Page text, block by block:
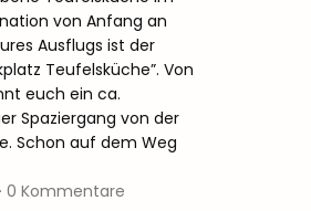
von Anfang an
Ausflugs ist der
Teufelsküche”. Von
euch ein ca.
Spaziergang von der
Schon auf dem Weg
· 0 Kommentare